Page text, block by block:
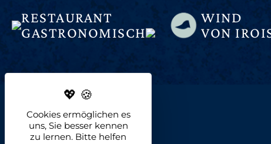
RESTAURANT
GASTRONOMISCH
WIND
VON
Cookies ermöglichen es
uns, Sie besser kennen
zu lernen. Bitte helfen